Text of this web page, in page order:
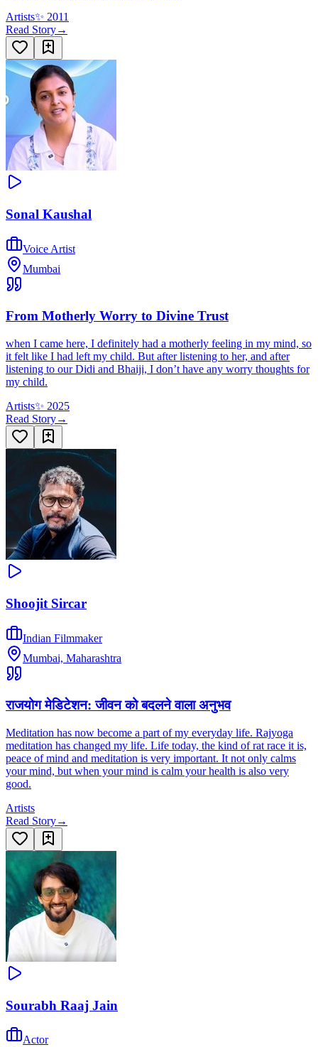
Artists✨ 2011
Read Story→
Sonal Kaushal
Voice Artist
Mumbai
From Motherly Worry to Divine Trust
when I came here, I definitely had a motherly feeling in my mind, so
it felt like I had left my child. But after listening to her, and after
listening to our Didi and Bhaiji, I don’t have any worry thoughts for
my child.
Artists✨ 2025
Read Story→
Shoojit Sircar
Indian Filmmaker
Mumbai, Maharashtra
राजयोग मेडिटेशन: जीवन को बदलने वाला अनुभव
Meditation has now become a part of my everyday life. Rajyoga
meditation has changed my life. Life today, the kind of rat race it is,
peace of mind and meditation is very important. It not only calms
your mind, but when your mind is calm your health is also very
good.
Artists
Read Story→
Sourabh Raaj Jain
Actor